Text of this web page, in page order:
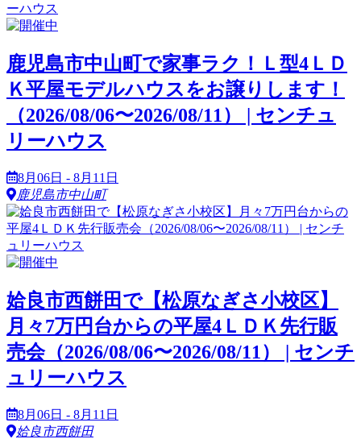
鹿児島市中山町で家事ラク！Ｌ型4ＬＤ
Ｋ平屋モデルハウスをお譲りします！
（2026/08/06〜2026/08/11） | センチュ
リーハウス
8月06日 - 8月11日
鹿児島市中山町
姶良市西餅田で【松原なぎさ小校区】
月々7万円台からの平屋4ＬＤＫ先行販
売会（2026/08/06〜2026/08/11） | センチ
ュリーハウス
8月06日 - 8月11日
姶良市西餅田